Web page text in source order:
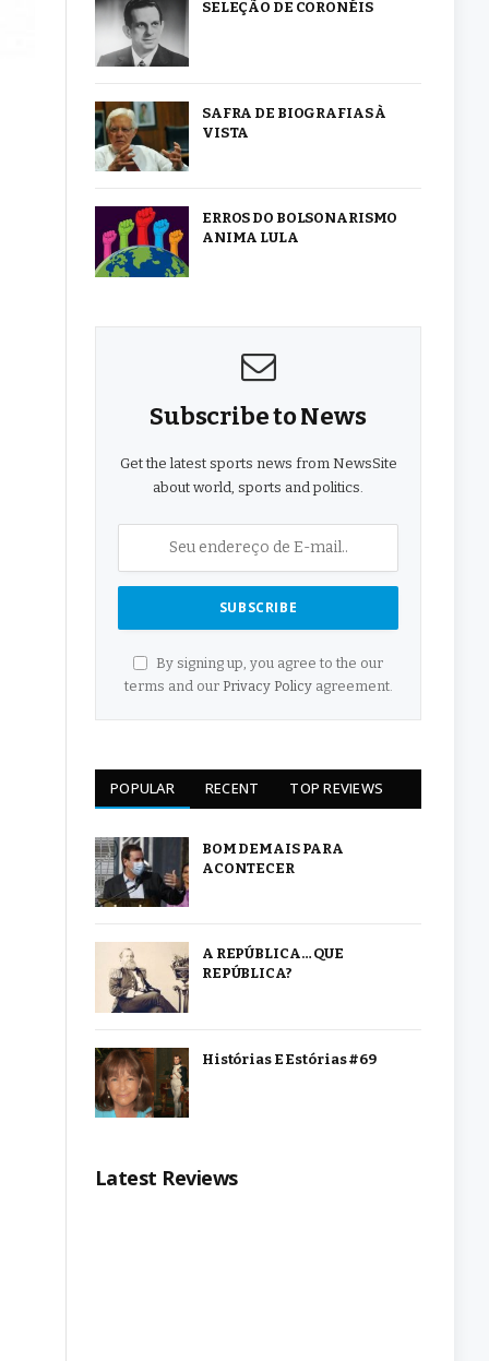
SELEÇÃO DE CORONÉIS
SAFRA DE BIOGRAFIAS À
VISTA
ERROS DO BOLSONARISMO
ANIMA LULA
Subscribe to News
Get the latest sports news from NewsSite
about world, sports and politics.
By signing up, you agree to the our
terms and our Privacy Policyagreement.
POPULAR RECENT TOP REVIEWS
BOM DEMAIS PARA
ACONTECER
A REPÚBLICA… QUE
REPÚBLICA?
Histórias E Estórias #69
Latest Reviews